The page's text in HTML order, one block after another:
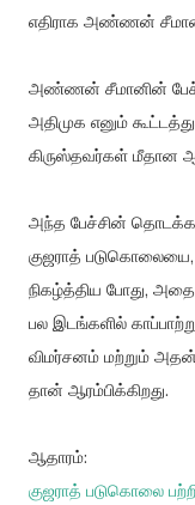
எதிராக அண்ணன் சீமான்
அண்ணன் சீமானின்
அதிமுக எனும்
கிருஸ்தவர்கள் மீதான
அந்த பேச்சின்
குஜராத் படுகொலையை,
நிகழ்த்திய போது,
பல இடங்களில்
விமர்சனம் மற்றும்
தான் ஆரம்பிக்கிறது.
ஆதாரம்:
குஜராத் படுகொலை